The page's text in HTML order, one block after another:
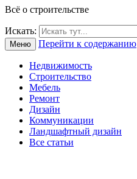
Всё о строительстве
Искать:
Меню Перейти к содержанию
Недвижимость
Строительство
Мебель
Ремонт
Дизайн
Коммуникации
Ландшафтный дизайн
Все статьи